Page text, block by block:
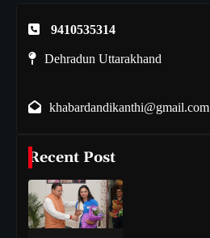
9410535314
Dehradun Uttarakhand
khabardandikanthi@gmail.com
Recent Post